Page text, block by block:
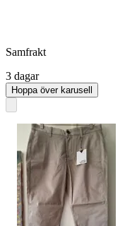
Samfrakt
3 dagar
Hoppa över karusell